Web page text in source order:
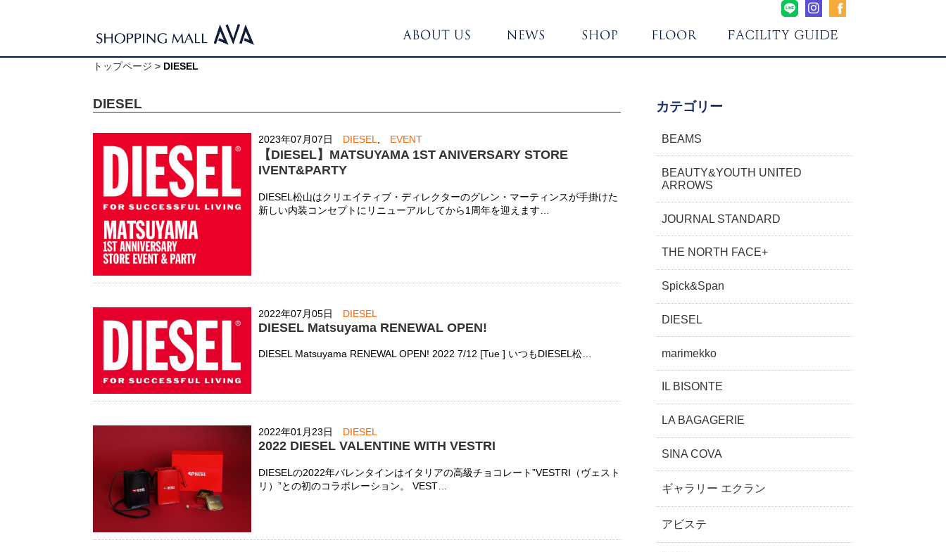
トップページ > DIESEL
DIESEL
2023年07月07日 DIESEL EVENT
【DIESEL】MATSUYAMA 1ST ANIVERSARY STORE
IVENT&PARTY
DIESEL松山はクリエイティブ・ディレクターのグレン・マーティンスが手掛けた
新しい内装コンセプトにリニューアルしてから1周年を迎えます…
2022年07月05日 DIESEL
DIESEL Matsuyama RENEWAL OPEN!
DIESEL Matsuyama RENEWAL OPEN! 2022 7/12 [Tue ] いつもDIESEL松…
2022年01月23日 DIESEL
2022 DIESEL VALENTINE WITH VESTRI
DIESELの2022年バレンタインはイタリアの高級チョコレート”VESTRI（ヴェスト
リ）”との初のコラボレーション。 VEST…
カテゴリー
BEAMS
BEAUTY&YOUTH UNITED
ARROWS
JOURNAL STANDARD
THE NORTH FACE+
Spick&Span
DIESEL
marimekko
IL BISONTE
LA BAGAGERIE
SINA COVA
ギャラリー エクラン
アビステ